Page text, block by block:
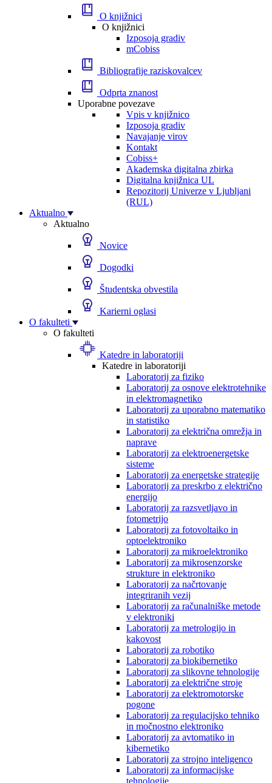
O knjižnici
O knjižnici
Izposoja gradiv
mCobiss
Bibliografije raziskovalcev
Odprta znanost
Uporabne povezave
Vpis v knjižnico
Izposoja gradiv
Navajanje virov
Kontakt
Cobiss+
Akademska digitalna zbirka
Digitalna knjižnica UL
Repozitorij Univerze v Ljubljani
(RUL)
Aktualno
Aktualno
Novice
Dogodki
Študentska obvestila
Karierni oglasi
O fakulteti
O fakulteti
Katedre in laboratoriji
Katedre in laboratoriji
Laboratorij za fiziko
Laboratorij za osnove elektrotehnike
in elektromagnetiko
Laboratorij za uporabno matematiko
in statistiko
Laboratorij za električna omrežja in
naprave
Laboratorij za elektroenergetske
sisteme
Laboratorij za energetske strategije
Laboratorij za preskrbo z električno
energijo
Laboratorij za razsvetljavo in
fotometrijo
Laboratorij za fotovoltaiko in
optoelektroniko
Laboratorij za mikroelektroniko
Laboratorij za mikrosenzorske
strukture in elektroniko
Laboratorij za načrtovanje
integriranih vezij
Laboratorij za računalniške metode
v elektroniki
Laboratorij za metrologijo in
kakovost
Laboratorij za robotiko
Laboratorij za biokibernetiko
Laboratorij za slikovne tehnologije
Laboratorij za električne stroje
Laboratorij za elektromotorske
pogone
Laboratorij za regulacijsko tehniko
in močnostno elektroniko
Laboratorij za avtomatiko in
kibernetiko
Laboratorij za strojno inteligenco
Laboratorij za informacijske
tehnologije